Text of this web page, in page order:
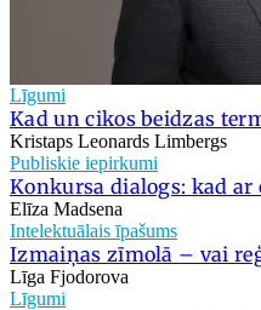
Līgumi
Kad un cikos beidzas
Kristaps Leonards Limbergs
Publiskie iepirkumi
Konkursa dialogs: kad ar
Elīza Madsena
Intelektuālais īpašums
Izmaiņas zīmolā – vai
Līga Fjodorova
Līgumi